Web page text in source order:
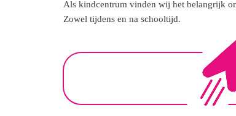
Als kindcentrum vinden wij het belangrijk
Zowel tijdens en na schooltijd.